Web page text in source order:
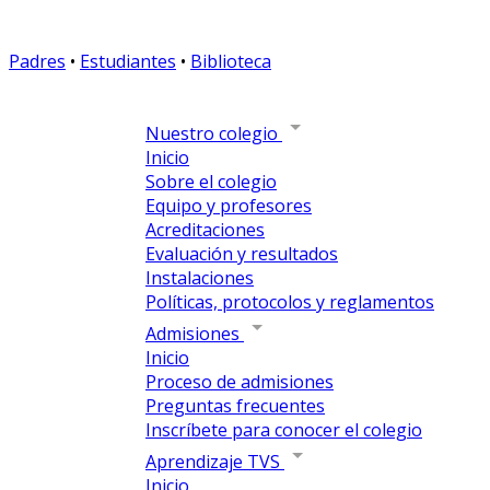
Padres • Estudiantes • Biblioteca
Nuestro colegio
Inicio
Sobre el colegio
Equipo y profesores
Acreditaciones
Evaluación y resultados
Instalaciones
Políticas, protocolos y reglamentos
Admisiones
Inicio
Proceso de admisiones
Preguntas frecuentes
Inscríbete para conocer el colegio
Aprendizaje TVS